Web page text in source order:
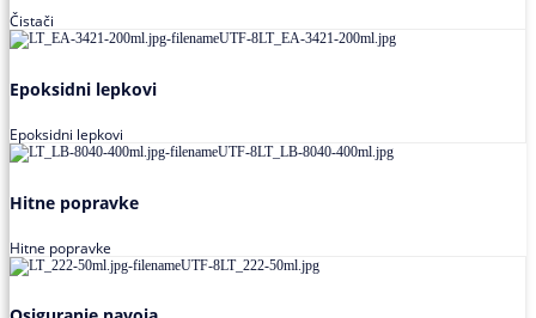
Čistači
Epoksidni lepkovi
Epoksidni lepkovi
Hitne popravke
Hitne popravke